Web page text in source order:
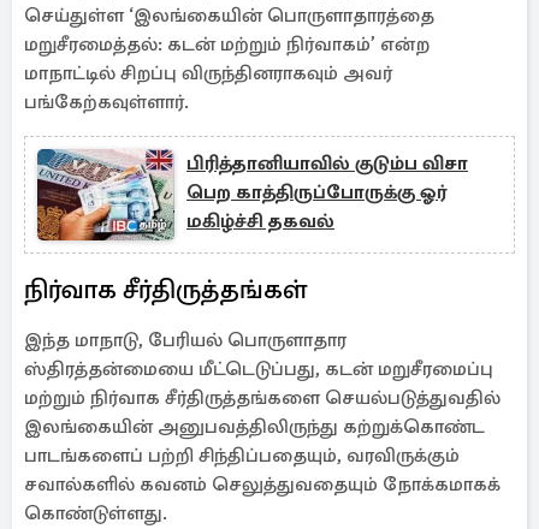
செய்துள்ள ‘இலங்கையின் பொருளாதாரத்தை
மறுசீரமைத்தல்: கடன் மற்றும் நிர்வாகம்’ என்ற
மாநாட்டில் சிறப்பு விருந்தினராகவும் அவர்
பங்கேற்கவுள்ளார்.
பிரித்தானியாவில் குடும்ப விசா
பெற காத்திருப்போருக்கு ஓர்
மகிழ்ச்சி தகவல்
நிர்வாக சீர்திருத்தங்கள்
இந்த மாநாடு, பேரியல் பொருளாதார
ஸ்திரத்தன்மையை மீட்டெடுப்பது, கடன் மறுசீரமைப்பு
மற்றும் நிர்வாக சீர்திருத்தங்களை செயல்படுத்துவதில்
இலங்கையின் அனுபவத்திலிருந்து கற்றுக்கொண்ட
பாடங்களைப் பற்றி சிந்திப்பதையும், வரவிருக்கும்
சவால்களில் கவனம் செலுத்துவதையும் நோக்கமாகக்
கொண்டுள்ளது.